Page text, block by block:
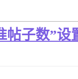
帖子数”设